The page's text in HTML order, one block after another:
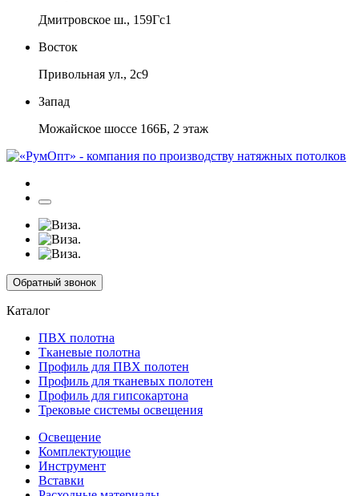
Дмитровское ш., 159Гс1
Восток
Привольная ул., 2с9
Запад
Можайское шоссе 166Б, 2 этаж
Обратный звонок
Каталог
ПВХ полотна
Тканевые полотна
Профиль для ПВХ полотен
Профиль для тканевых полотен
Профиль для гипсокартона
Трековые системы освещения
Освещение
Комплектующие
Инструмент
Вставки